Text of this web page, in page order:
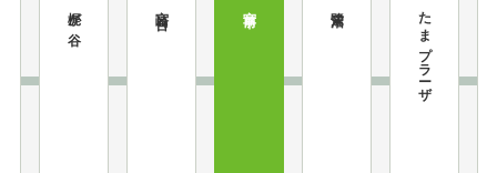
梶が谷 たまプラーザ